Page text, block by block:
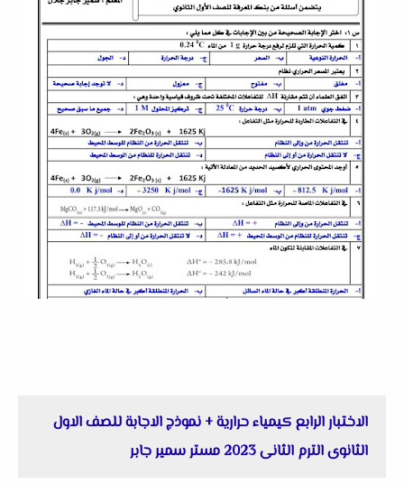
الاختبار الرابع كيمياء حرارية + نموذج الاجابة للصف الاول
الثانوى الترم الثانى 2023 مستر سمير جابر